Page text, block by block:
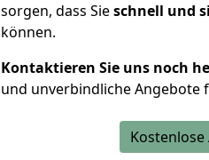
sorgen, dass Sieschnell und
können.
Kontaktieren Sie uns noch
und unverbindliche Angebote